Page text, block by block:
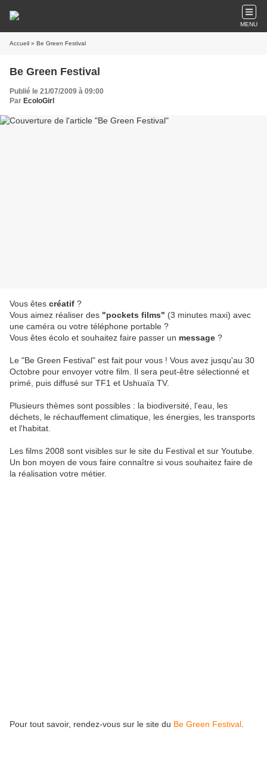
MENU
Accueil » Be Green Festival
Be Green Festival
Publié le 21/07/2009 à 09:00
Par EcoloGirl
Vous êtes créatif ?
Vous aimez réaliser des "pockets films" (3 minutes maxi) avec
une caméra ou votre téléphone portable ?
Vous êtes écolo et souhaitez faire passer un message ?
Le "Be Green Festival" est fait pour vous ! Vous avez jusqu'au 30
Octobre pour envoyer votre film. Il sera peut-être sélectionné et
primé, puis diffusé sur TF1 et Ushuaïa TV.
Plusieurs thèmes sont possibles : la biodiversité, l'eau, les
déchets, le réchauffement climatique, les énergies, les transports
et l'habitat.
Les films 2008 sont visibles sur le site du Festival et sur Youtube.
Un bon moyen de vous faire connaître si vous souhaitez faire de
la réalisation votre métier.
Pour tout savoir, rendez-vous sur le site du Be Green Festival